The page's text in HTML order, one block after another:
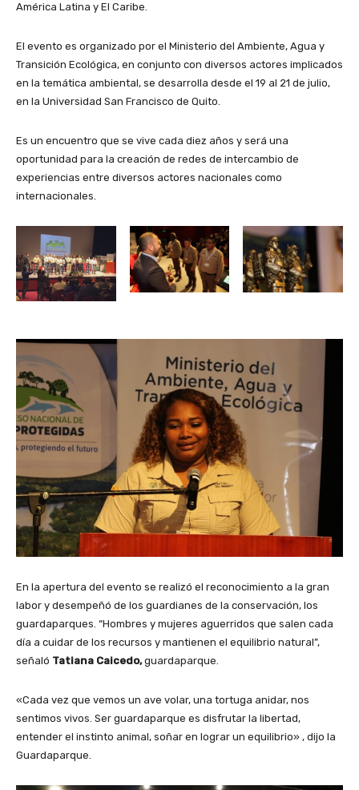
América Latina y El Caribe.
El evento es organizado por el Ministerio del Ambiente, Agua y
Transición Ecológica, en conjunto con diversos actores implicados
en la temática ambiental, se desarrolla desde el 19 al 21 de julio,
en la Universidad San Francisco de Quito.
Es un encuentro que se vive cada diez años y será una
oportunidad para la creación de redes de intercambio de
experiencias entre diversos actores nacionales como
internacionales.
En la apertura del evento se realizó el reconocimiento a la gran
labor y desempeñó de los guardianes de la conservación, los
guardaparques. “Hombres y mujeres aguerridos que salen cada
día a cuidar de los recursos y mantienen el equilibrio natural”,
señaló Tatiana Caicedo,guardaparque.
«Cada vez que vemos un ave volar, una tortuga anidar, nos
sentimos vivos. Ser guardaparque es disfrutar la libertad,
entender el instinto animal, soñar en lograr un equilibrio» , dijo la
Guardaparque.